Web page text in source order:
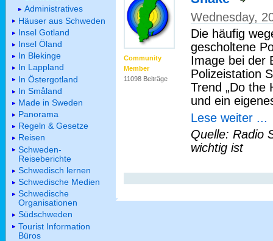
Community
Member
11098 Beiträge
Wednesday,
Die häufig
gescholtene
Image bei der
Polizeistation
Trend „Do the
und ein
Lese weiter ...
Quelle: Radio
wichtig ist
Administratives
Häuser aus Schweden
Insel Gotland
Insel Öland
In Blekinge
In Lappland
In Östergotland
In Småland
Made in Sweden
Panorama
Regeln & Gesetze
Reisen
Schweden-
Reiseberichte
Schwedisch lernen
Schwedische Medien
Schwedische
Organisationen
Südschweden
Tourist Information
Büros